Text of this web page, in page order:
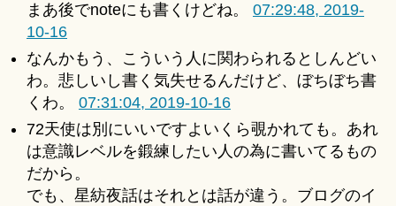
まあ後でnoteにも書くけどね。 07:29:48, 2019-
10-16
なんかもう、こういう人に関わられるとしんどい
わ。悲しいし書く気失せるんだけど、ぼちぼち書
くわ。 07:31:04, 2019-10-16
72天使は別にいいですよいくら覗かれても。あれ
は意識レベルを鍛練したい人の為に書いてるもの
だから。
でも、星紡夜話はそれとは話が違う。ブログのイ